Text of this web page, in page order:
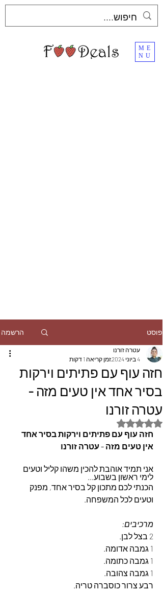
ME
NU
פוסט הרשמה
חזה עוף עם פתיתים וירקות
בסיר אחד אין טעים מזה -
עטרה זורנו
עטרה ז'ורנו
4 ביוני 2024
זמן קריאה 1 דקות
דירוג של NaN מתוך 5 כוכבים
חזה עוף עם פתיתים וירקות בסיר אחד
אין טעים מזה - עטרה זורנו
אני תמיד אוהבת להכין משהו קליל וטעים
לימי ראשון בשבוע…
הכנתי לכם מתכון קל בסיר אחד, מפנק
וטעים לכל המשפחה.
מרכיבים:
2 בצל לבן.
1 גמבה אדומה.
1 גמבה כתומה.
1 גמבה צהובה.
רבע צרור כוסברה טריה.